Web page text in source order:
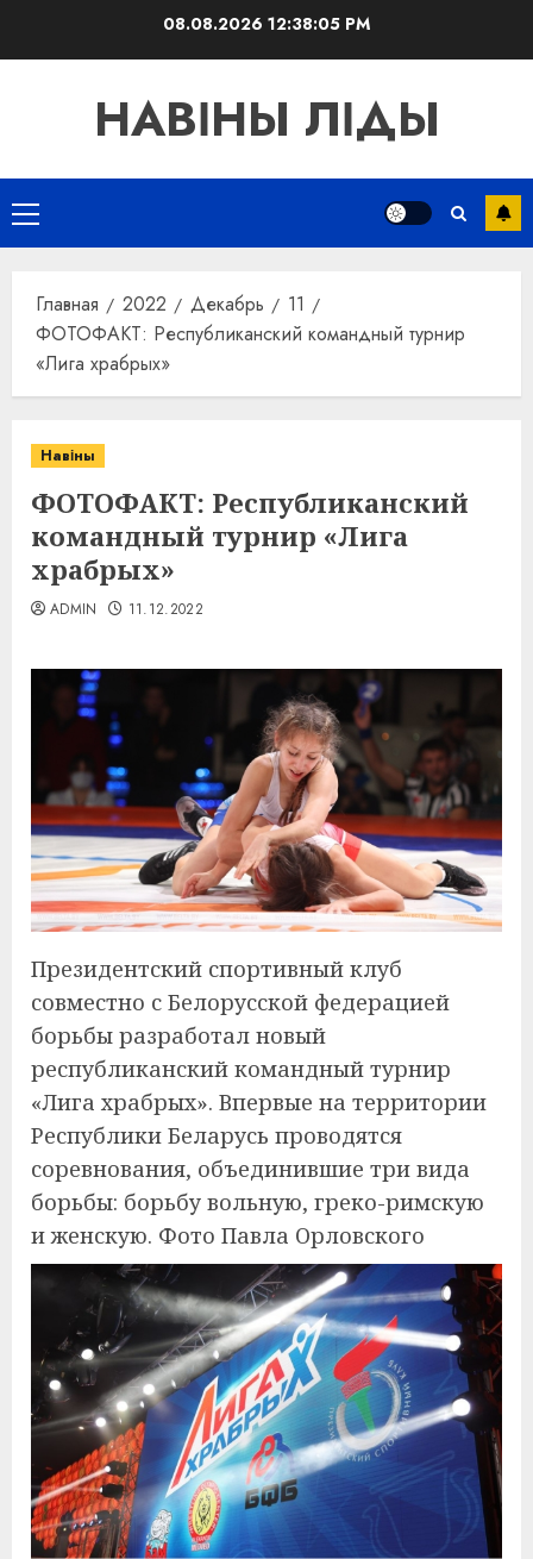
08.08.2026 12:38:06 PM
НАВІНЫ ЛІДЫ
Основное
меню
Главная 2022 Декабрь
11
ФОТОФАКТ: Республиканский командный турнир
«Лига храбрых»
Навіны
ФОТОФАКТ: Республиканский
командный турнир «Лига
храбрых»
ADMIN 11.12.2022
Президентский спортивный клуб
совместно с Белорусской федерацией
борьбы разработал новый
республиканский командный турнир
«Лига храбрых». Впервые на территории
Республики Беларусь проводятся
соревнования, объединившие три вида
борьбы: борьбу вольную, греко-римскую
и женскую. Фото Павла Орловского